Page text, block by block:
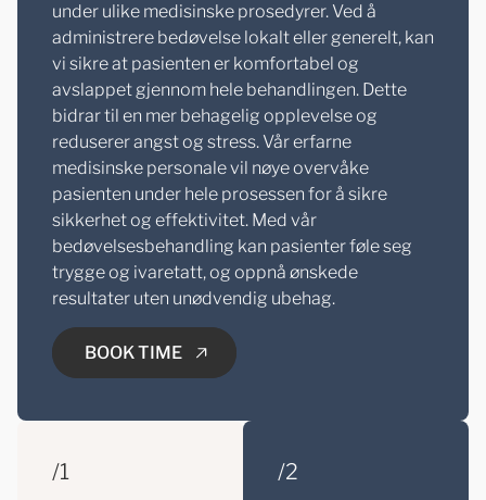
under ulike medisinske prosedyrer. Ved å
administrere bedøvelse lokalt eller generelt, kan
vi sikre at pasienten er komfortabel og
avslappet gjennom hele behandlingen. Dette
bidrar til en mer behagelig opplevelse og
reduserer angst og stress. Vår erfarne
medisinske personale vil nøye overvåke
pasienten under hele prosessen for å sikre
sikkerhet og effektivitet. Med vår
bedøvelsesbehandling kan pasienter føle seg
trygge og ivaretatt, og oppnå ønskede
resultater uten unødvendig ubehag.
BOOK TIME
/1
/2